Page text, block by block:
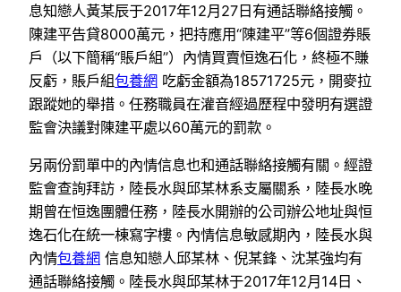
息知戀人黃某辰于2017年12月27日有通話聯絡接觸。
陳建平告貸8000萬元，把持應用“陳建平”等6個證券賬
戶（以下簡稱“賬戶組”）內情買賣恒逸石化，終極不賺
反虧，賬戶組包養網 吃虧金額為18571725元，開麥拉
跟蹤她的舉措。任務職員在灌音經過歷程中發明有選證
監會決議對陳建平處以60萬元的罰款。
另兩份罰單中的內情信息也和通話聯絡接觸有關。經證
監會查詢拜訪，陸長水與邱某林系支屬關系，陸長水晚
期曾在恒逸團體任務，陸長水開辦的公司辦公地址與恒
逸石化在統一棟寫字樓。內情信息敏感期內，陸長水與
內情包養網 信息知戀人邱某林、倪某鋒、沈某強均有
通話聯絡接觸。陸長水與邱某林于2017年12月14日、